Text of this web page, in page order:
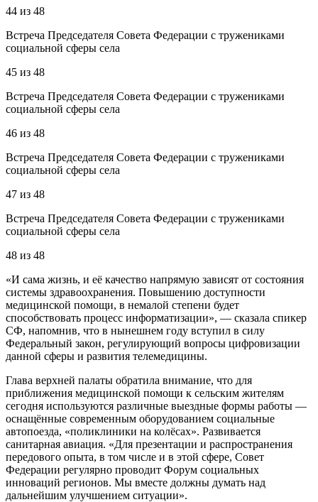
44 из 48
Встреча Председателя Совета Федерации с тружениками
социальной сферы села
45 из 48
Встреча Председателя Совета Федерации с тружениками
социальной сферы села
46 из 48
Встреча Председателя Совета Федерации с тружениками
социальной сферы села
47 из 48
Встреча Председателя Совета Федерации с тружениками
социальной сферы села
48 из 48
«И сама жизнь, и её качество напрямую зависят от состояния
системы здравоохранения. Повышению доступности
медицинской помощи, в немалой степени будет
способствовать процесс информатизации», — сказала спикер
СФ, напомнив, что в нынешнем году вступил в силу
Федеральный закон, регулирующий вопросы цифровизации
данной сферы и развития телемедицины.
Глава верхней палаты обратила внимание, что для
приближения медицинской помощи к сельским жителям
сегодня используются различные выездные формы работы —
оснащённые современным оборудованием социальные
автопоезда, «поликлиники на колёсах». Развивается
санитарная авиация. «Для презентации и распространения
передового опыта, в том числе и в этой сфере, Совет
Федерации регулярно проводит Форум социальных
инноваций регионов. Мы вместе должны думать над
дальнейшим улучшением ситуации».